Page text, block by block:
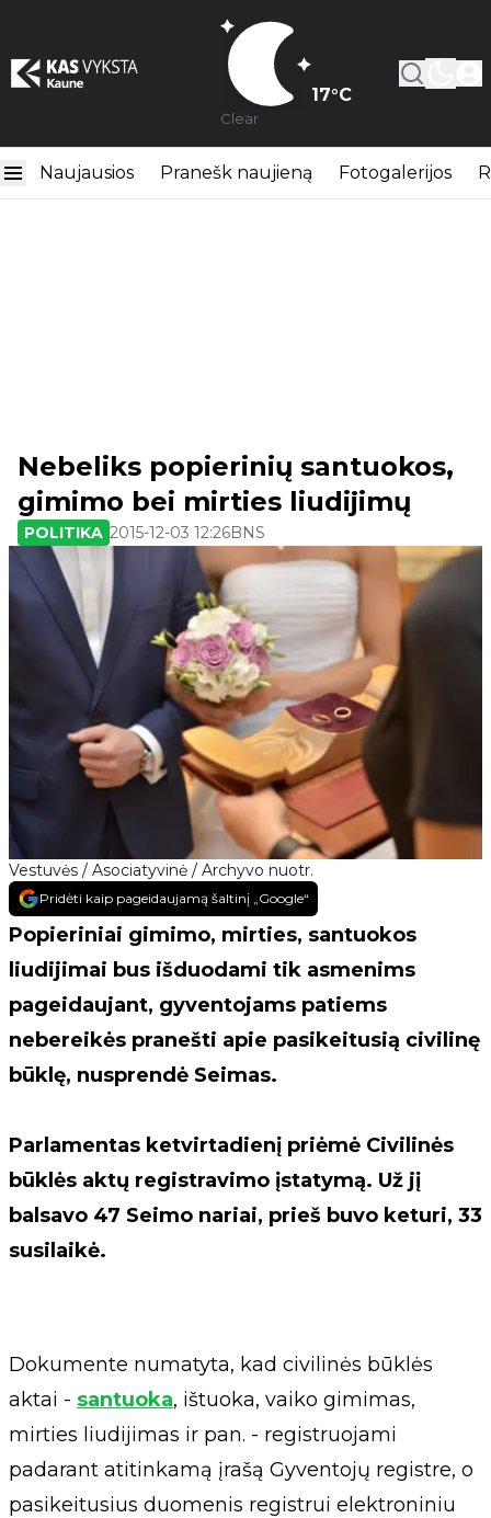
17°C
Clear
Naujausios Pranešk naujieną Fotogalerijos
Vestuvės / Asociatyvinė / Archyvo nuotr.
Nebeliks popierinių santuokos,
gimimo bei mirties liudijimų
POLITIKA 2015-12-03 12:26BNS
Pridėti kaip pageidaujamą šaltinį „Google“
Popieriniai gimimo, mirties, santuokos
liudijimai bus išduodami tik asmenims
pageidaujant, gyventojams patiems
nebereikės pranešti apie pasikeitusią civilinę
būklę, nusprendė Seimas.
Parlamentas ketvirtadienį priėmė Civilinės
būklės aktų registravimo įstatymą. Už jį
balsavo 47 Seimo nariai, prieš buvo keturi, 33
susilaikė.
Dokumente numatyta, kad civilinės būklės
aktai - santuoka, ištuoka, vaiko gimimas,
mirties liudijimas ir pan. - registruojami
padarant atitinkamą įrašą Gyventojų registre, o
pasikeitusius duomenis registrui elektroniniu